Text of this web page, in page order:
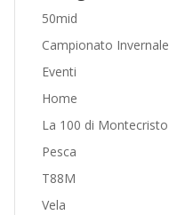
50mid
Campionato Invernale
Eventi
Home
La 100 di Montecristo
Pesca
T88M
Vela